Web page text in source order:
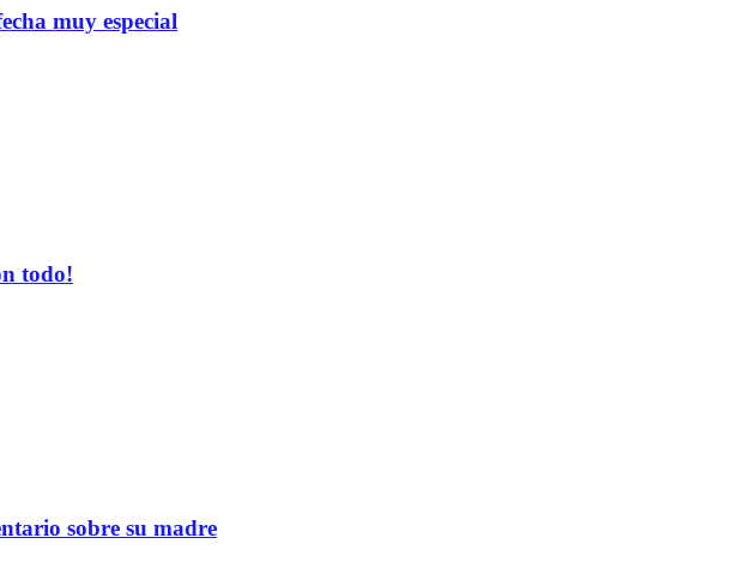
muy especial
todo!
sobre su madre